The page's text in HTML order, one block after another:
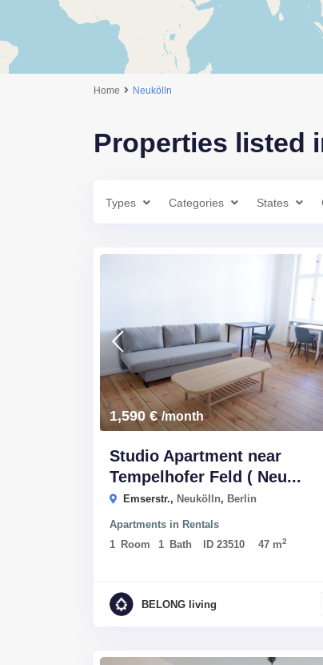
Home Neukölln
Properties listed
Types Categories States
1,590 €/month
Studio Apartment near
Tempelhofer Feld ( Neu...
Emserstr., Neukölln, Berlin
Apartments in Rentals
1 Room 1 Bath ID 23510 47 m2
BELONG living